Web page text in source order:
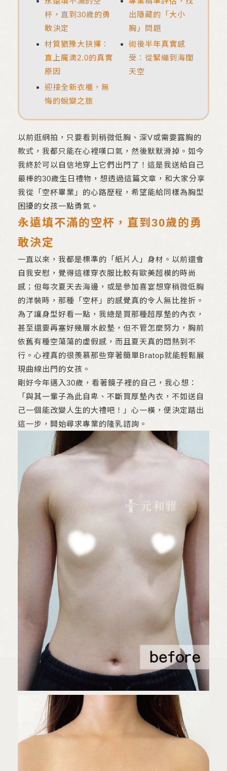
杯，直到30歲的勇
敢決定
出隱藏的「大小
胸」問題
材質猶豫大抉擇：
直上魔滴2.0的真實
原因
術後半年真實感
受：從緊繃到海闊
天空
迎接全新衣櫃，無
悔的蛻變之旅
以前逛網拍，只要看到稍微低胸、深V或需要露胸的
款式，我都只能在心裡嘆口氣，然後默默滑掉。如今
我終於可以自信地穿上它們出門了！這是我送給自己
最棒的30歲生日禮物，想透過這篇文章，和大家分享
我從「空杯畢業」的心路歷程，希望能給同樣為胸型
困擾的女孩一點勇氣。
永遠填不滿的空杯，直到30歲的勇
敢決定
一直以來，我都是標準的「紙片人」身材。以前還會
自我安慰，覺得這樣穿衣服比較有歐美超模的時尚
感；但每次夏天去海邊，或是參加喜宴想穿稍微低胸
的洋裝時，那種「空杯」的感覺真的令人無比挫折。
為了讓身型好看一點，我總是買那種超厚墊的內衣，
甚至還要再塞好幾層水餃墊，但不管怎麼努力，胸前
依舊有種空蕩蕩的虛假感，而且夏天真的悶熱到不
行。心裡真的很羨慕那些穿著簡單Bratop就能輕鬆展
現曲線出門的女孩。
剛好今年邁入30歲，看著鏡子裡的自己，我心想：
「與其一輩子為此自卑、不斷買厚墊內衣，不如送自
己一個能改變人生的大禮吧！」心一橫，便決定踏出
這一步，開始尋求專業的隆乳諮詢。